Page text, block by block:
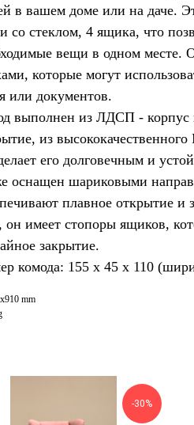
в вашем доме или на даче.
со стеклом, 4 ящика, что
вещи в одном месте.
которые могут
или документов.
выполнен из ЛДСП - корпус
из
его долговечным и
оснащен шариковыми
плавное открытие и
он имеет стопоры ящиков,
закрытие.
комода: 155 x 45 x 110
mm
-30%